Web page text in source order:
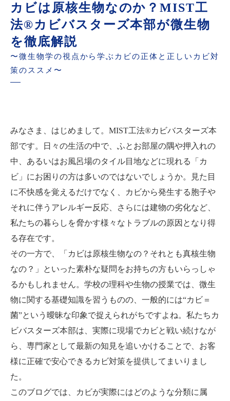
カビは原核生物なのか？MIST工
法®カビバスターズ本部が微生物
を徹底解説
〜微生物学の視点から学ぶカビの正体と正しいカビ対
策のススメ〜
みなさま、はじめまして。MIST工法®カビバスターズ本
部です。日々の生活の中で、ふとお部屋の隅や押入れの
中、あるいはお風呂場のタイル目地などに現れる「カ
ビ」にお困りの方は多いのではないでしょうか。見た目
に不快感を覚えるだけでなく、カビから発生する胞子や
それに伴うアレルギー反応、さらには建物の劣化など、
私たちの暮らしを脅かす様々なトラブルの原因となり得
る存在です。
その一方で、「カビは原核生物なの？それとも真核生物
なの？」といった素朴な疑問をお持ちの方もいらっしゃ
るかもしれません。学校の理科や生物の授業では、微生
物に関する基礎知識を習うものの、一般的には“カビ＝
菌”という曖昧な印象で捉えられがちですよね。私たちカ
ビバスターズ本部は、実際に現場でカビと戦い続けなが
ら、専門家として最新の知見を追いかけることで、お客
様に正確で安心できるカビ対策を提供してまいりまし
た。
このブログでは、カビが実際にはどのような分類に属